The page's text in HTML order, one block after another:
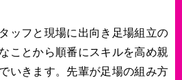
ッフと現場に出向き足場組立の
ことから順番にスキルを高め親
いきます。先輩が足場の組み方